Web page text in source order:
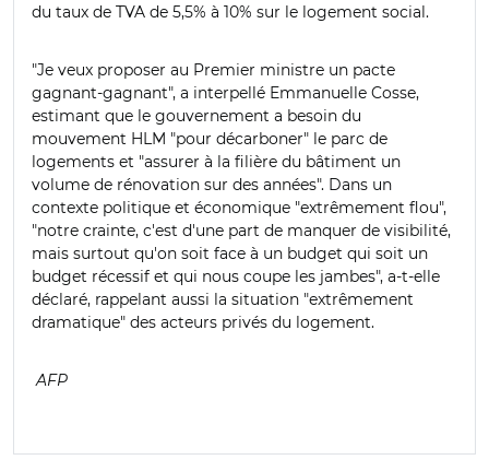
du taux de TVA de 5,5% à 10% sur le logement social.
"Je veux proposer au Premier ministre un pacte
gagnant-gagnant", a interpellé Emmanuelle Cosse,
estimant que le gouvernement a besoin du
mouvement HLM "pour décarboner" le parc de
logements et "assurer à la filière du bâtiment un
volume de rénovation sur des années". Dans un
contexte politique et économique "extrêmement flou",
"notre crainte, c'est d'une part de manquer de visibilité,
mais surtout qu'on soit face à un budget qui soit un
budget récessif et qui nous coupe les jambes", a-t-elle
déclaré, rappelant aussi la situation "extrêmement
dramatique" des acteurs privés du logement.
AFP